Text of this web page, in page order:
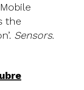
the
Sensors.